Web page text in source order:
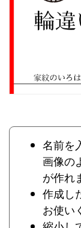
名前を
画像の
が作れ
作成し
お使い